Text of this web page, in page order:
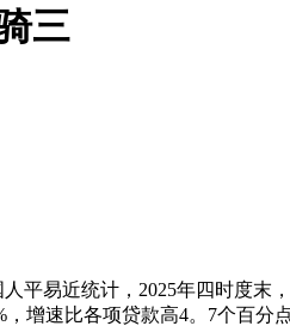
三
易近统计，2025年四时度末
增速比各项贷款高4。7个百